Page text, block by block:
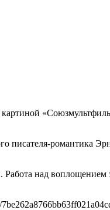
писателя-романтика
над воплощением